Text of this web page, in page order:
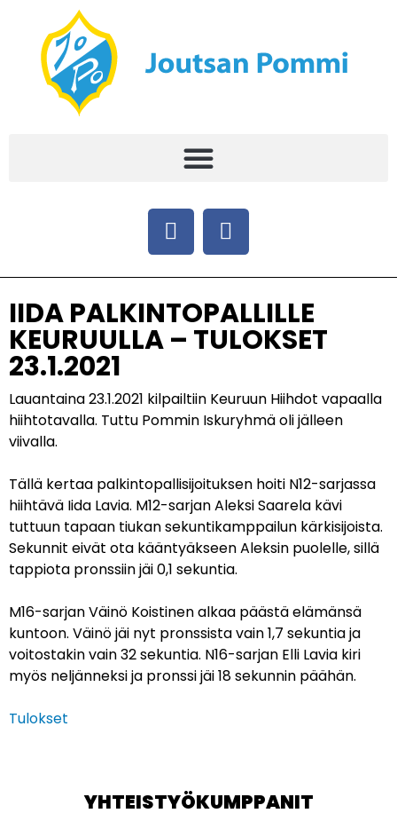
IIDA PALKINTOPALLILLE
KEURUULLA – TULOKSET
23.1.2021
Lauantaina 23.1.2021 kilpailtiin Keuruun Hiihdot vapaalla
hiihtotavalla. Tuttu Pommin Iskuryhmä oli jälleen
viivalla.
Tällä kertaa palkintopallisijoituksen hoiti N12-sarjassa
hiihtävä Iida Lavia. M12-sarjan Aleksi Saarela kävi
tuttuun tapaan tiukan sekuntikamppailun kärkisijoista.
Sekunnit eivät ota kääntyäkseen Aleksin puolelle, sillä
tappiota pronssiin jäi 0,1 sekuntia.
M16-sarjan Väinö Koistinen alkaa päästä elämänsä
kuntoon. Väinö jäi nyt pronssista vain 1,7 sekuntia ja
voitostakin vain 32 sekuntia. N16-sarjan Elli Lavia kiri
myös neljänneksi ja pronssi jäi 18 sekunnin päähän.
Tulokset
YHTEISTYÖKUMPPANIT